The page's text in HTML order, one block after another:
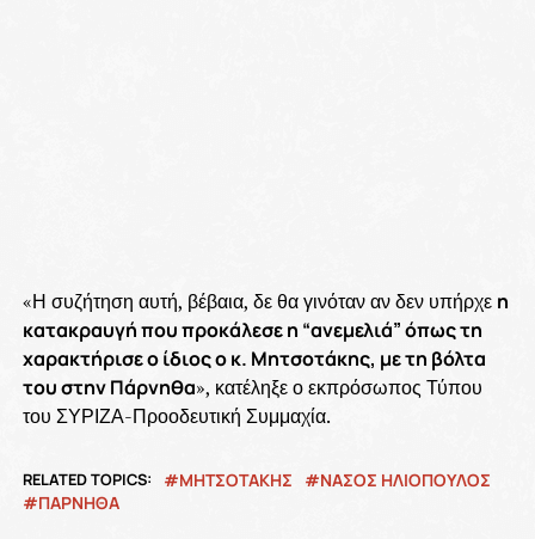
«Η συζήτηση αυτή, βέβαια, δε θα γινόταν αν δεν υπήρχε η
κατακραυγή που προκάλεσε η “ανεμελιά” όπως τη
χαρακτήρισε ο ίδιος ο κ. Μητσοτάκης, με τη βόλτα
του στην Πάρνηθα», κατέληξε ο εκπρόσωπος Τύπου
του ΣΥΡΙΖΑ-Προοδευτική Συμμαχία.
RELATED TOPICS: ΜΗΤΣΟΤΑΚΗΣ
ΝΑΣΟΣ ΗΛΙΟΠΟΥΛΟΣ
ΠΑΡΝΗΘΑ